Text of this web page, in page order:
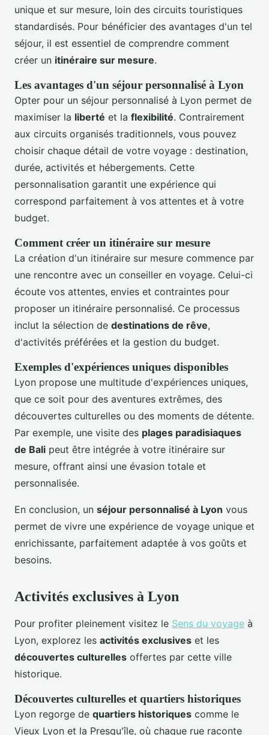
unique et sur mesure, loin des circuits touristiques
standardisés. Pour bénéficier des avantages d'un tel
séjour, il est essentiel de comprendre comment
créer un itinéraire sur mesure.
Les avantages d'un séjour personnalisé à Lyon
Opter pour un séjour personnalisé à Lyon permet de
maximiser la liberté et la flexibilité. Contrairement
aux circuits organisés traditionnels, vous pouvez
choisir chaque détail de votre voyage : destination,
durée, activités et hébergements. Cette
personnalisation garantit une expérience qui
correspond parfaitement à vos attentes et à votre
budget.
Comment créer un itinéraire sur mesure
La création d'un itinéraire sur mesure commence par
une rencontre avec un conseiller en voyage. Celui-ci
écoute vos attentes, envies et contraintes pour
proposer un itinéraire personnalisé. Ce processus
inclut la sélection de destinations de rêve,
d'activités préférées et la gestion du budget.
Exemples d'expériences uniques disponibles
Lyon propose une multitude d'expériences uniques,
que ce soit pour des aventures extrêmes, des
découvertes culturelles ou des moments de détente.
Par exemple, une visite des plages paradisiaques
de Bali peut être intégrée à votre itinéraire sur
mesure, offrant ainsi une évasion totale et
personnalisée.
En conclusion, un séjour personnalisé à Lyon vous
permet de vivre une expérience de voyage unique et
enrichissante, parfaitement adaptée à vos goûts et
besoins.
Activités exclusives à Lyon
Pour profiter pleinement visitez le Sens du voyage à
Lyon, explorez les activités exclusives et les
découvertes culturelles offertes par cette ville
historique.
Découvertes culturelles et quartiers historiques
Lyon regorge de quartiers historiques comme le
Vieux Lyon et la Presqu'île, où chaque rue raconte